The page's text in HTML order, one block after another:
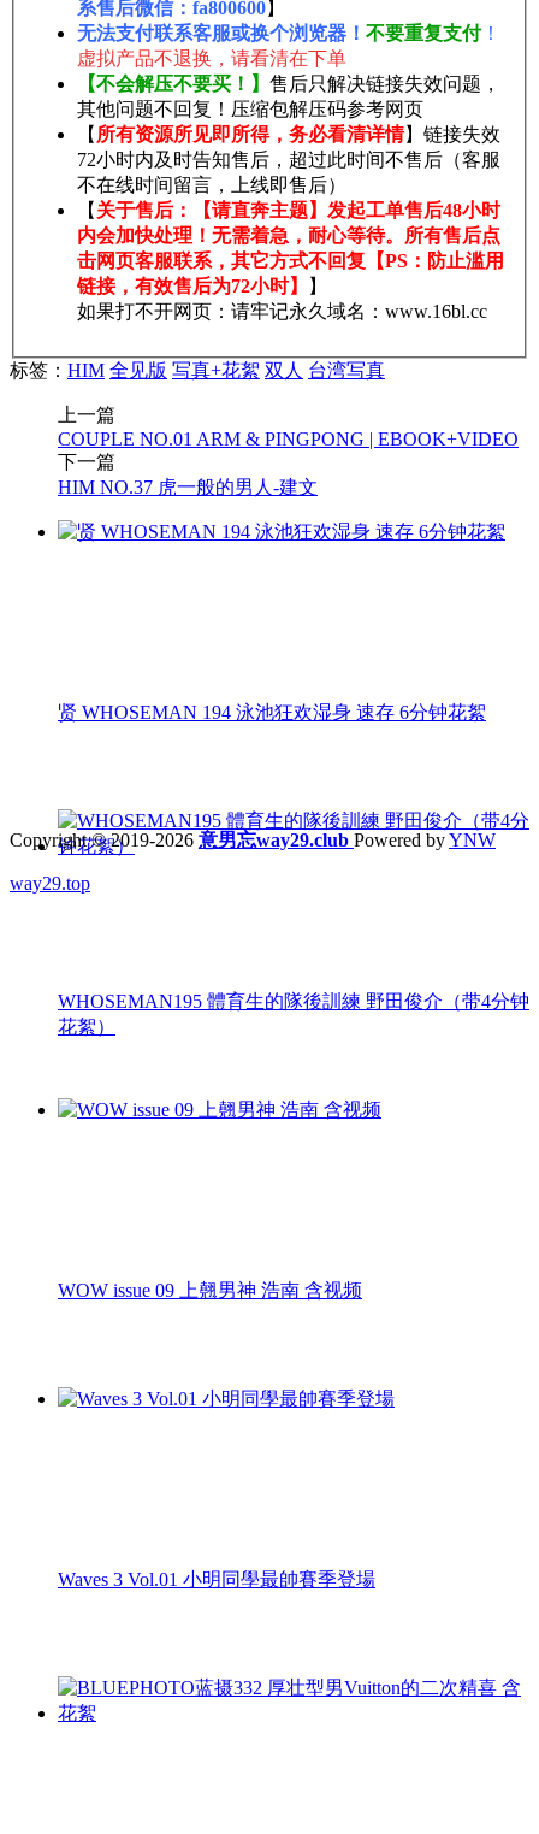
系售后微信：fa800600】
无法支付联系客服或换个浏览器！ 不要重复支付！
虚拟产品不退换，请看清在下单
【不会解压不要买！】 售后只解决链接失效问题，
其他问题不回复！压缩包解压码参考网页
【 所有资源所见即所得，务必看清详情】链接失效
72小时内及时告知售后，超过此时间不售后（客服
不在线时间留言，上线即售后）
【 关于售后：【请直奔主题】发起工单售后48小时
内会加快处理！无需着急，耐心等待。所有售后点
击网页客服联系，其它方式不回复【PS：防止滥用
链接，有效售后为72小时】
】
如果打不开网页：请牢记永久域名：www.16bl.cc
标签： HIM 全见版 写真+花絮 双人 台湾写真
上一篇
COUPLE NO.01 ARM & PINGPONG | EBOOK+VIDEO
下一篇
HIM NO.37 虎一般的男人-建文
贤 WHOSEMAN 194 泳池狂欢湿身 速存 6分钟花絮
WHOSEMAN195 體育生的隊後訓練 野田俊介（带4分钟
花絮）
WOW issue 09 上翹男神 浩南 含视频
Waves 3 Vol.01 小明同學最帥賽季登場
Copyright © 2019-2026 意男忘way29.club Powered byYNW
way29.top